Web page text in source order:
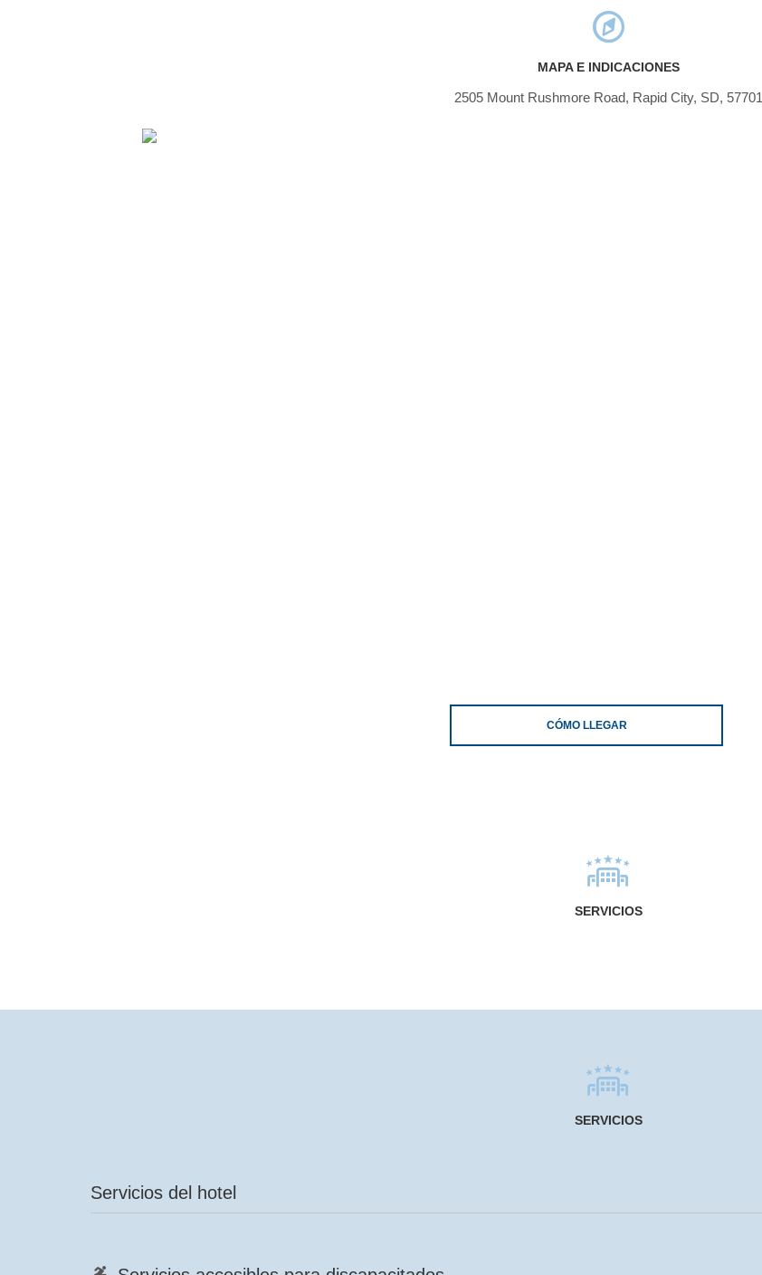
MAPA E INDICACIONES
2505 Mount Rushmore Road, Rapid City, SD, 57701
CÓMO LLEGAR
SERVICIOS
SERVICIOS
Servicios del hotel